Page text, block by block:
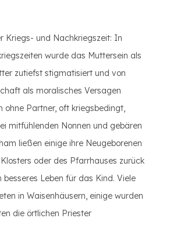
Kriegs- und Nachkriegszeit: In
wurde das Muttersein als
zutiefst stigmatisiert und von
als moralisches Versagen
ohne Partner, oft kriegsbedingt,
mitfühlenden Nonnen und gebären
ließen einige ihre Neugeborenen
oder des Pfarrhauses zurück
Leben für das Kind. Viele
in Waisenhäusern, einige wurden
die örtlichen Priester